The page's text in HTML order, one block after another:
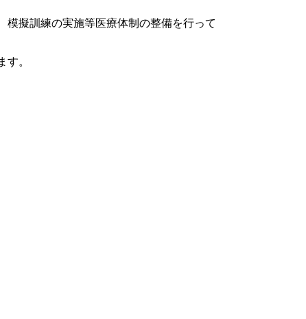
模擬訓練の実施等医療体制の整備を行って
す。